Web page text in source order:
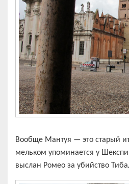
Вообще Мантуя — это старый
мельком упоминается у
выслан Ромео за убийство